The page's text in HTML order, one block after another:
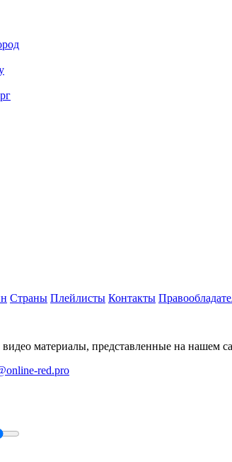
Страны Плейлисты Контакты
видео материалы, представленные на нашем
red.pro